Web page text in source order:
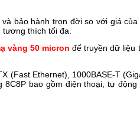
bảo hành trọn đời so với giá
thích tối đa.
vàng 50 micron để truyền dữ liệu
(Fast Ethernet), 1000BASE-T
bao gồm điện thoại, tự